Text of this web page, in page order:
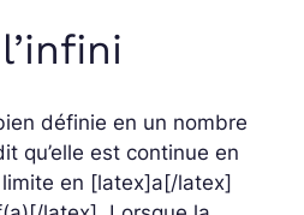
définie en un nombre
qu’elle est continue en
en [latex]a[/latex]